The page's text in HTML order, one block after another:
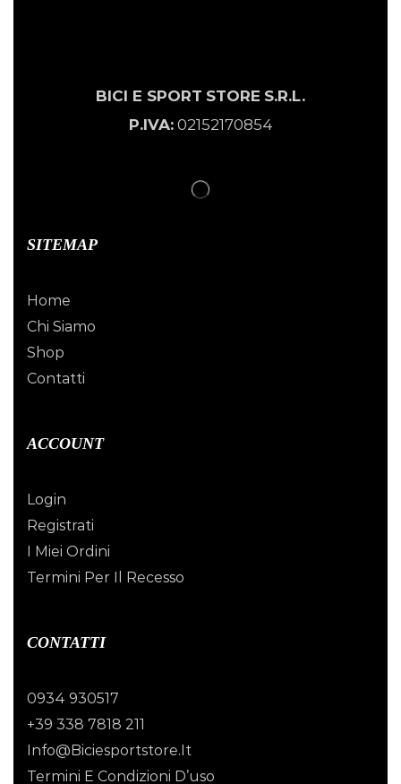
BICI E SPORT STORE S.R.L.
P.IVA:02152170854
SITEMAP
Home
Chi Siamo
Shop
Contatti
ACCOUNT
Login
Registrati
I Miei Ordini
Termini Per Il Recesso
CONTATTI
0934 930517
+39 338 7818 211
Info@biciesportstore.it
Termini E Condizioni D’uso